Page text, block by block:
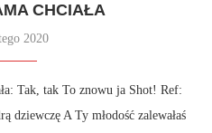
CHCIAŁA
2020
Tak, tak To znowu ja Shot! Ref:
dziewczę A Ty młodość zalewałaś